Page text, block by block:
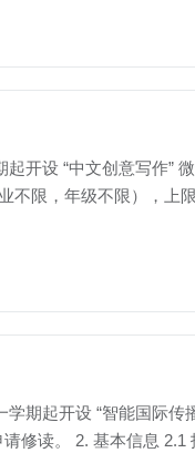
开设 “中文创意写作”
限，年级不限），上
期起开设 “智能国际
修读。 2. 基本信息